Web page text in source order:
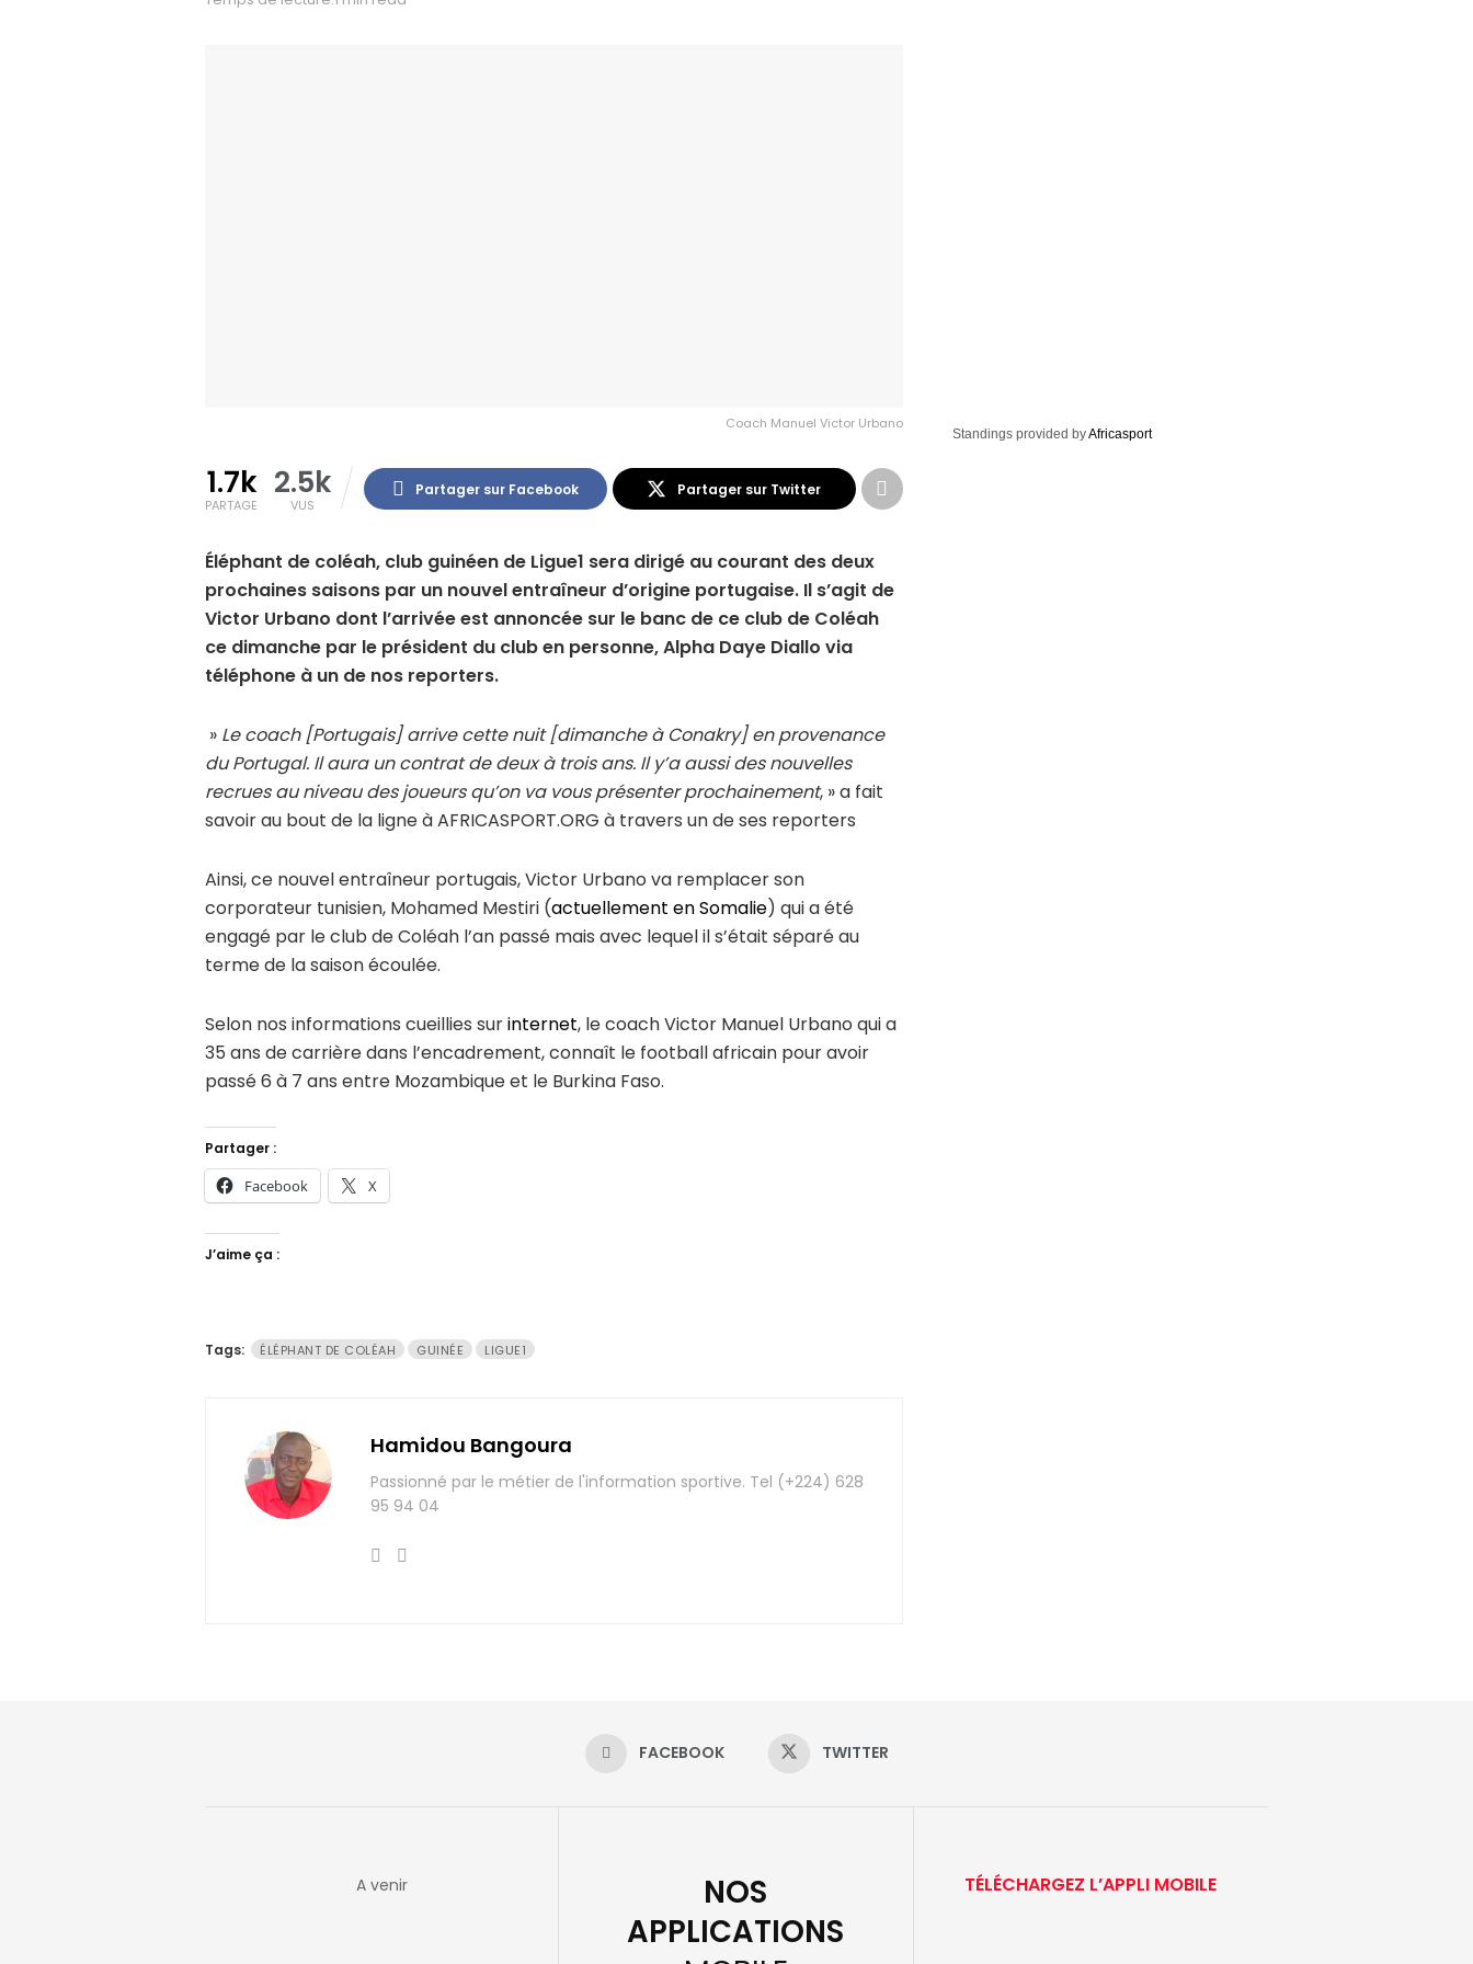
Coach Manuel Victor Urbano
1.7k
PARTAGE
2.5k
VUS
Partager sur Facebook Partager sur Twitter
Éléphant de coléah, club guinéen de Ligue1 sera dirigé au courant des deux
prochaines saisons par un nouvel entraîneur d’origine portugaise. Il s’agit de
Victor Urbano dont l’arrivée est annoncée sur le banc de ce club de Coléah
ce dimanche par le président du club en personne, Alpha Daye Diallo via
téléphone à un de nos reporters.
» Le coach [Portugais] arrive cette nuit [dimanche à Conakry] en provenance
du Portugal. Il aura un contrat de deux à trois ans. Il y’a aussi des nouvelles
recrues au niveau des joueurs qu’on va vous présenter prochainement, » a fait
savoir au bout de la ligne à AFRICASPORT.ORG à travers un de ses reporters
Ainsi, ce nouvel entraîneur portugais, Victor Urbano va remplacer son
corporateur tunisien, Mohamed Mestiri (actuellement en Somalie) qui a été
engagé par le club de Coléah l’an passé mais avec lequel il s’était séparé au
terme de la saison écoulée.
Selon nos informations cueillies surinternet, le coach Victor Manuel Urbano qui a
35 ans de carrière dans l’encadrement, connaît le football africain pour avoir
passé 6 à 7 ans entre Mozambique et le Burkina Faso.
Partager :
Facebook X
J’aime ça :
Tags: ÉLÉPHANT DE COLÉAH GUINÉE LIGUE1
Hamidou Bangoura
Passionné par le métier de l'information sportive. Tel (+224) 628
95 94 04
Standings provided byAfricasport
FACEBOOK TWITTER
A venir
NOS
APPLICATIONS
TÉLÉCHARGEZ L’APPLI MOBILE